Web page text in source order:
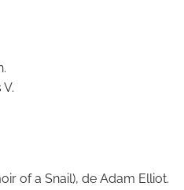
of a Snail), de Adam Elliot.